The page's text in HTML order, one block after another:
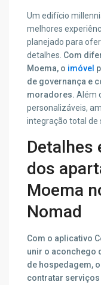
Um edifício
melhores
planejado para
detalhes. Com
Moema, o imóvel
de governança e
moradores. Além
personalizáveis,
integração total de
Detalhes
dos
Moema
Nomad
Com o aplicativo
unir o aconchego
de hospedagem,
contratar serviços